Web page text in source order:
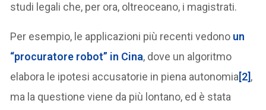
studi legali che, per ora, oltreoceano, i magistrati.
Per esempio, le applicazioni più recenti vedono un
“procuratore robot” in Cina, dove un algoritmo
elabora le ipotesi accusatorie in piena autonomia[2],
ma la questione viene da più lontano, ed è stata